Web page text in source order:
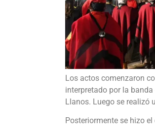
Los actos comenzaron
interpretado por la
Llanos. Luego se realizó
Posteriormente se hizo